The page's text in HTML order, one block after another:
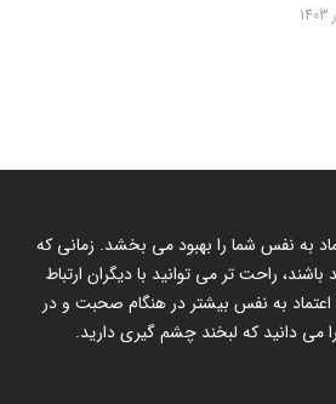
به نفس شما را بهبود می بخشد. زمانی که
راحت تر می توانید با دیگران ارتباط
اعتماد به نفس بیشتر در هنگام صحبت و در
می دانید که لبخند چشم گیری دارید.